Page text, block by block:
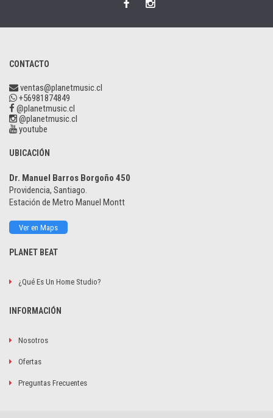
CONTACTO
ventas@planetmusic.cl
+56981874849
@planetmusic.cl
@planetmusic.cl
youtube
UBICACIÓN
Dr. Manuel Barros Borgoño 450
Providencia, Santiago.
Estación de Metro Manuel Montt
Ver en Maps
PLANET BEAT
¿Qué Es Un Home Studio?
INFORMACIÓN
Nosotros
Ofertas
Preguntas Frecuentes